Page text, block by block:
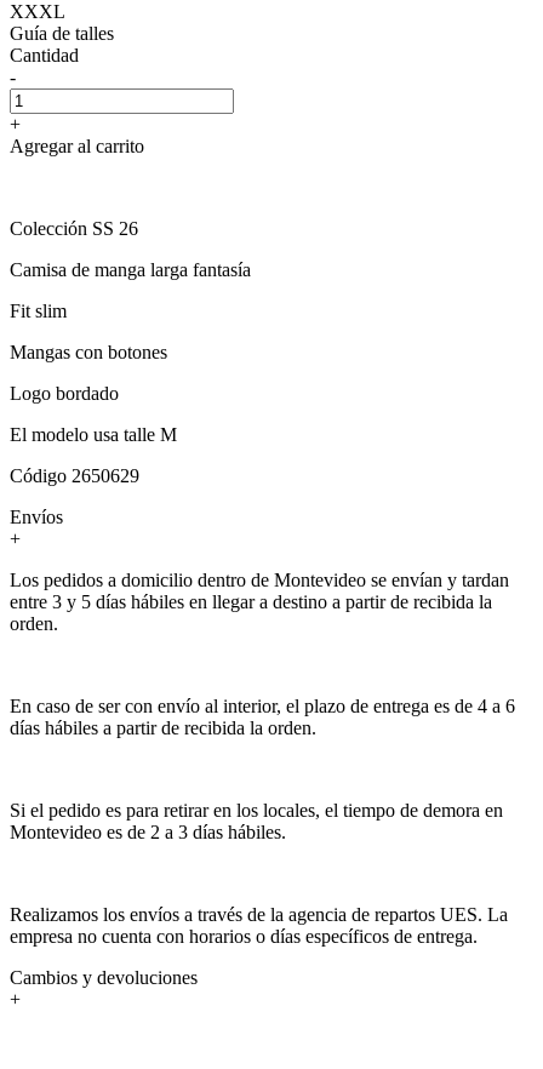
XXXL
Guía de talles
Cantidad
-
+
Agregar al carrito
Colección SS 26
Camisa de manga larga fantasía
Fit slim
Mangas con botones
Logo bordado
El modelo usa talle M
Código 2650629
Envíos
+
Los pedidos a domicilio dentro de Montevideo se envían y tardan
entre 3 y 5 días hábiles en llegar a destino a partir de recibida la
orden.
En caso de ser con envío al interior, el plazo de entrega es de 4 a 6
días hábiles a partir de recibida la orden.
Si el pedido es para retirar en los locales, el tiempo de demora en
Montevideo es de 2 a 3 días hábiles.
Realizamos los envíos a través de la agencia de repartos UES. La
empresa no cuenta con horarios o días específicos de entrega.
Cambios y devoluciones
+